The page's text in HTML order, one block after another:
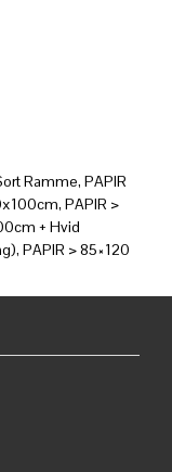
Ramme, PAPIR
PAPIR >
+ Hvid
PAPIR > 85×120